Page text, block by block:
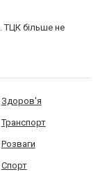
ТЦК більше не
Здоров'я
Транспорт
Розваги
Спорт